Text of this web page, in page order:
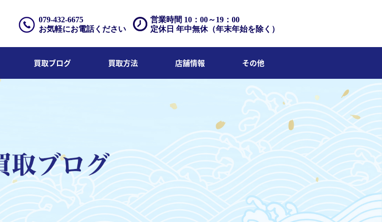
営業時間 10：00～19：00
定休日 年中無休（年末年始を除く）
079-432-6675
お気軽にお電話ください
買取ブログ 買取方法 店舗情報 その他